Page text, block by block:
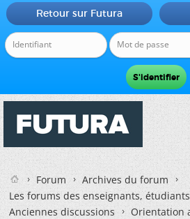
Retour sur Futura
Forum
Archives du forum
Les forums des enseignants,
Anciennes discussions
Orientation